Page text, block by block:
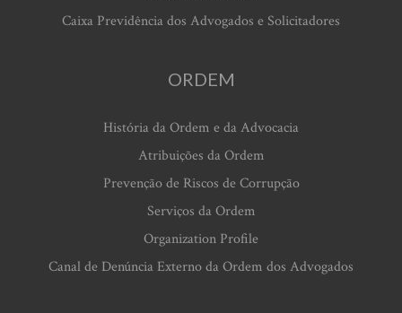
Caixa Previdência dos Advogados e Solicitadores
ORDEM
História da Ordem e da Advocacia
Atribuições da Ordem
Prevenção de Riscos de Corrupção
Serviços da Ordem
Organization Profile
Canal de Denúncia Externo da Ordem dos Advogados